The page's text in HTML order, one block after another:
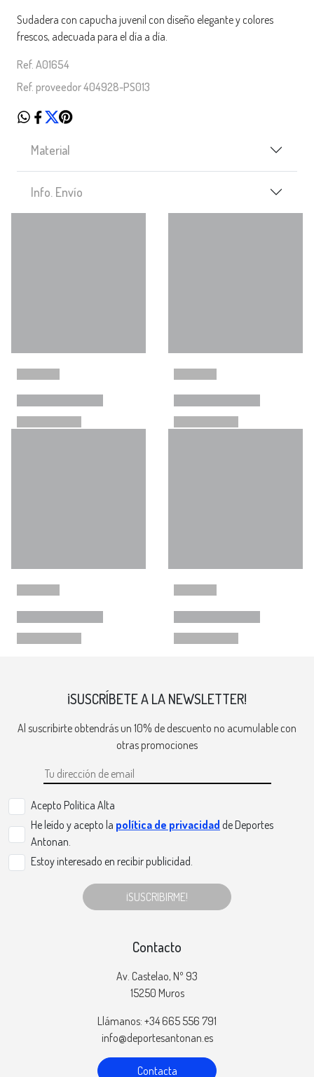
Sudadera con capucha juvenil con diseño elegante y colores
frescos, adecuada para el día a día.
Ref. A01654
Ref. proveedor 404928-PS013
Material
Info. Envío
¡SUSCRÍBETE A LA NEWSLETTER!
Al suscribirte obtendrás un 10% de descuento no acumulable con
otras promociones
Acepto Politica Alta
He leído y acepto la política de privacidad de Deportes
Antonan.
Estoy interesado en recibir publicidad.
¡SUSCRIBIRME!
Contacto
Av. Castelao, Nº 93
15250 Muros
Llámanos: +34 665 556 791
info@deportesantonan.es
Contacta